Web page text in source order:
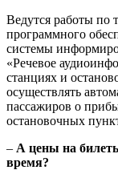
Ведутся работы по
программного
системы
«Речевое
станциях и
осуществлять
пассажиров о
остановочных
– А цены на
время?